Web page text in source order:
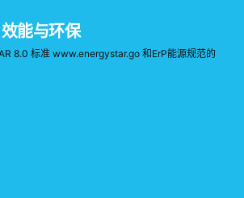
能与环保
8.0 标准 www.energystar.go 和ErP能源规范的